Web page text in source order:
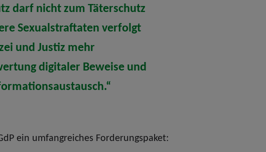
darf nicht zum Täterschutz
Sexualstraftaten verfolgt
und Justiz mehr
digitaler Beweise und
ein umfangreiches Forderungspaket: